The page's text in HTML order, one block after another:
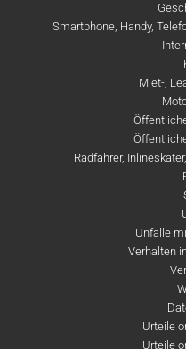
Smartphone, Handy,
Miet-,
Radfahrer,
Unfälle
Verhalten
Urteile
Urteile